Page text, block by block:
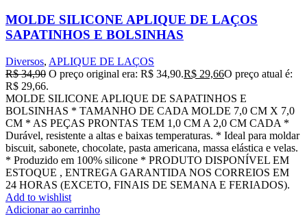
MOLDE SILICONE APLIQUE DE LAÇOS
SAPATINHOS E BOLSINHAS
Diversos, APLIQUE DE LAÇOS
R$34,90 O preço original era: R$ 34,90.R$ 29,66O preço atual é:
R$ 29,66.
MOLDE SILICONE APLIQUE DE SAPATINHOS E
BOLSINHAS * TAMANHO DE CADA MOLDE 7,0 CM X 7,0
CM * AS PEÇAS PRONTAS TEM 1,0 CM A 2,0 CM CADA *
Durável, resistente a altas e baixas temperaturas. * Ideal para moldar
biscuit, sabonete, chocolate, pasta americana, massa elástica e velas.
* Produzido em 100% silicone * PRODUTO DISPONÍVEL EM
ESTOQUE , ENTREGA GARANTIDA NOS CORREIOS EM
24 HORAS (EXCETO, FINAIS DE SEMANA E FERIADOS).
Add to wishlist
Adicionar ao carrinho